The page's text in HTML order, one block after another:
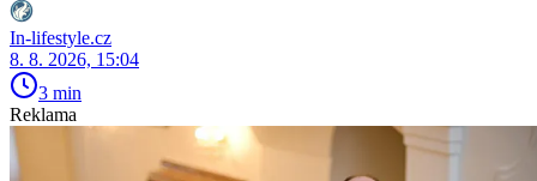
In-lifestyle.cz
8. 8. 2026, 15:04
3 min
Reklama